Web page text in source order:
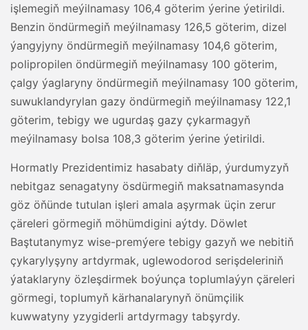
işlemegiň meýilnamasy 106,4 göterim ýerine ýetirildi.
Benzin öndürmegiň meýilnamasy 126,5 göterim, dizel
ýangyjyny öndürmegiň meýilnamasy 104,6 göterim,
polipropilen öndürmegiň meýilnamasy 100 göterim,
çalgy ýaglaryny öndürmegiň meýilnamasy 100 göterim,
suwuklandyrylan gazy öndürmegiň meýilnamasy 122,1
göterim, tebigy we ugurdaş gazy çykarmagyň
meýilnamasy bolsa 108,3 göterim ýerine ýetirildi.
Hormatly Prezidentimiz hasabaty diňläp, ýurdumyzyň
nebitgaz senagatyny ösdürmegiň maksatnamasynda
göz öňünde tutulan işleri amala aşyrmak üçin zerur
çäreleri görmegiň möhümdigini aýtdy. Döwlet
Baştutanymyz wise-premýere tebigy gazyň we nebitiň
çykarylyşyny artdyrmak, uglewodorod serişdeleriniň
ýataklaryny özleşdirmek boýunça toplumlaýyn çäreleri
görmegi, toplumyň kärhanalarynyň önümçilik
kuwwatyny yzygiderli artdyrmagy tabşyrdy.